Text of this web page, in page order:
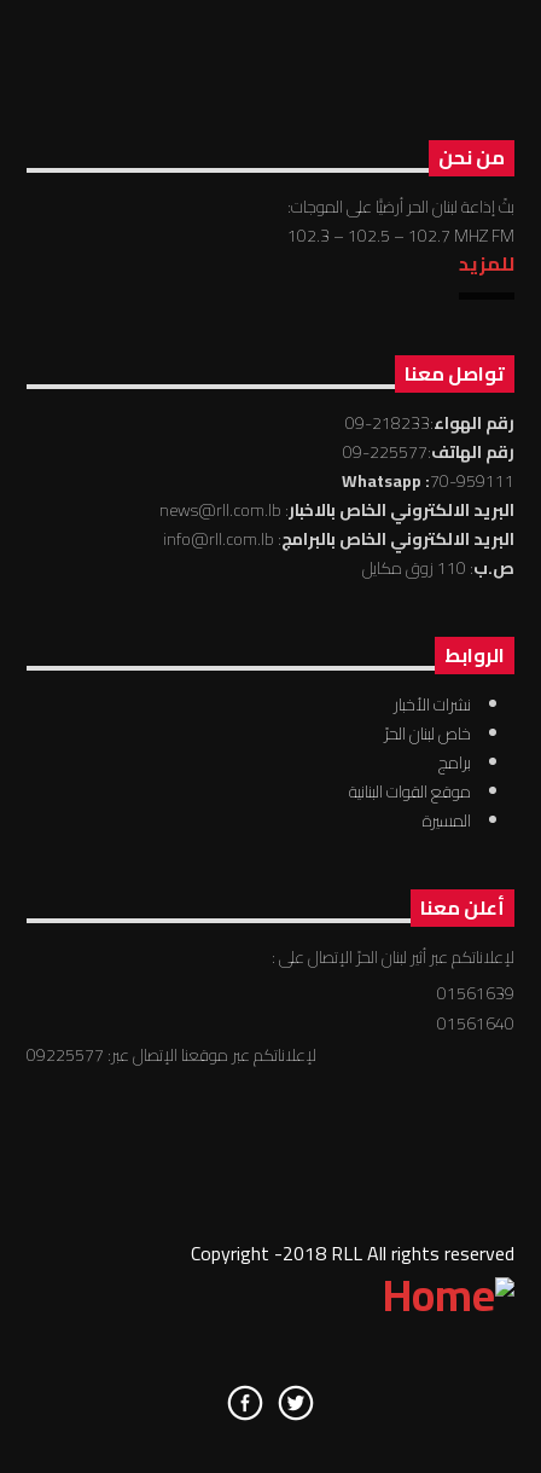
من نحن
بثّ إذاعة لبنان الحر أرضيًّا على الموجات:
102.3 – 102.5 – 102.7 MHZ FM
للمزيد
تواصل معنا
رقم الهواء:218233-09
رقم الهاتف:225577-09
70-959111
: Whatsapp
البريد الالكتروني الخاص بالاخبار: news@rll.com.lb
البريد الالكتروني الخاص بالبرامج: info@rll.com.lb
ص.ب: 110 زوق مكايل
الروابط
نشرات الأخبار
خاص لبنان الحرّ
برامج
موقع القوات البنانية
المسيرة
أعلن معنا
لإعلاناتكم عبر أثير لبنان الحرّ الإتصال على :
01561639
01561640
لإعلاناتكم عبر موقعنا الإتصال عبر: 09225577
Copyright -2018 RLL All rights reserved